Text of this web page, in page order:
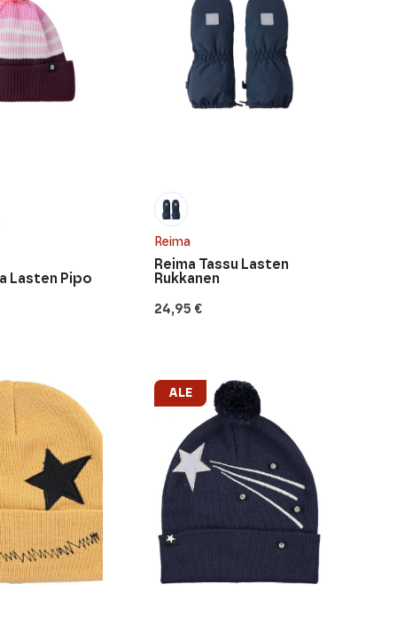
Lasten Pipo
Reima
24,95 €
Reima Tassu Lasten
Rukkanen
ALE